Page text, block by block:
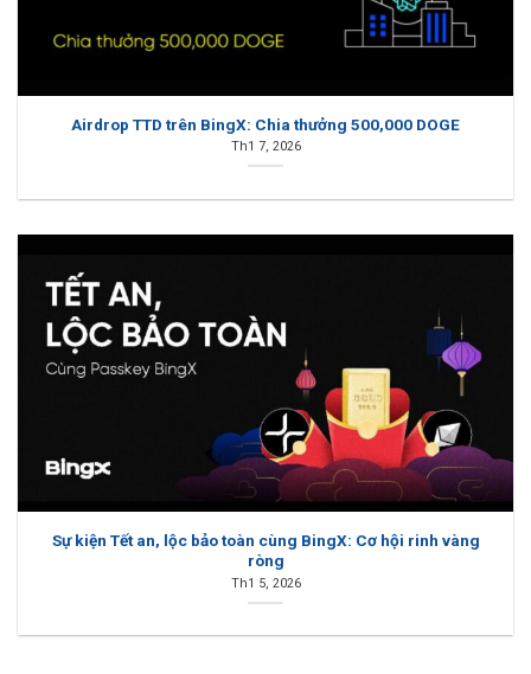
Airdrop TTD trên BingX: Chia thưởng 500,000 DOGE
Th1 7, 2026
Sự kiện Tết an, lộc bảo toàn cùng BingX: Cơ hội rinh vàng
ròng
Th1 5, 2026